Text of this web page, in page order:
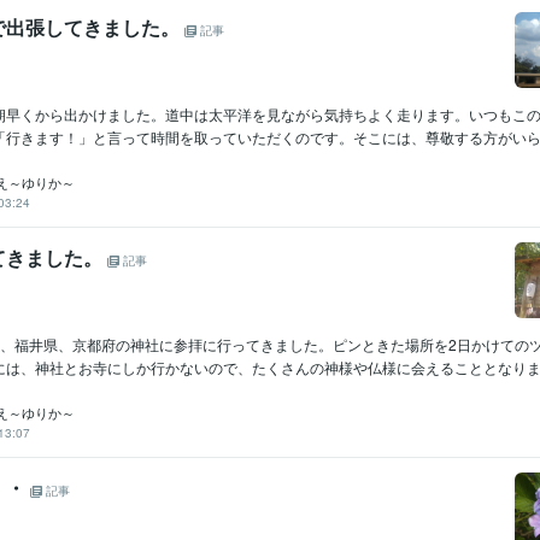
張してきました。 記事
早くから出かけました。道中は太平洋を見ながら気持ちよく走ります。いつもこ
行きます！」と言って時間を取っていただくのです。そこには、尊敬する方がい
～ゆりか～
ました。 記事
福井県、京都府の神社に参拝に行ってきました。ピンときた場所を2日かけての
は、神社とお寺にしか行かないので、たくさんの神様や仏様に会えることとなり
～ゆりか～
記事